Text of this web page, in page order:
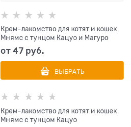
Крем-лакомство для котят и кошек
Мнямс с тунцом Кацуо и Магуро
от47 руб.
ВЫБРАТЬ
Крем-лакомство для котят и кошек
Мнямс с тунцом Кацуо